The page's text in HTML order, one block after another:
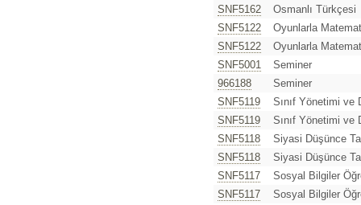
SNF5162
Osmanlı Türkçesi
SNF5122
Oyunlarla
SNF5122
Oyunlarla
SNF5001
Seminer
966188
Seminer
SNF5119
Sınıf Yönetimi ve
SNF5119
Sınıf Yönetimi ve
SNF5118
Siyasi Düşünce
SNF5118
Siyasi Düşünce
SNF5117
Sosyal Bilgiler
SNF5117
Sosyal Bilgiler